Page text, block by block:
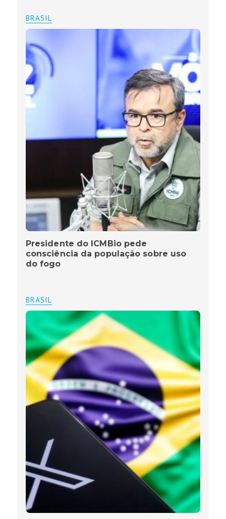
BRASIL
Presidente do ICMBio pede
consciência da população sobre uso
do fogo
BRASIL